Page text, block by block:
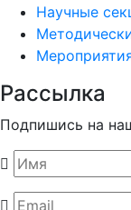
Научные
Рассылка
Подпишись на